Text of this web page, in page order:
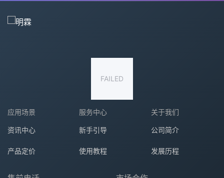
FAILED
应用场景
资讯中心
产品定价
服务中心
新手引导
使用教程
关于我们
公司简介
发展历程